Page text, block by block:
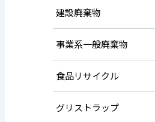
建設廃棄物
事業系一般廃棄物
食品リサイクル
グリストラップ